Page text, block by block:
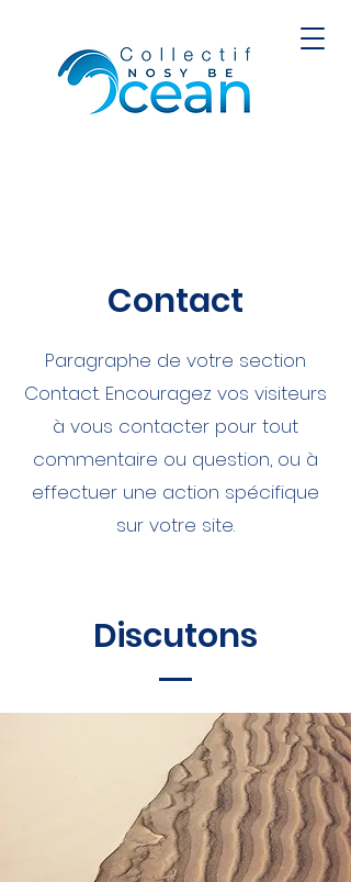
Contact
Paragraphe de votre section
Contact. Encouragez vos visiteurs
à vous contacter pour tout
commentaire ou question, ou à
effectuer une action spécifique
sur votre site.
Discutons